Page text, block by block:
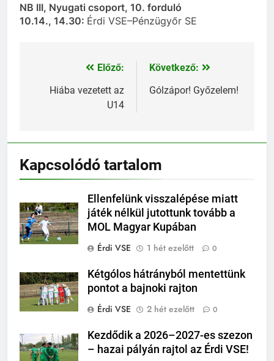
NB III, Nyugati csoport, 10. forduló
10.14., 14.30: Érdi VSE–Pénzügyőr SE
Bejegyzés
navigáció
Előző:
Hiába vezetett az
U14
Következő:
Gólzápor! Győzelem!
Kapcsolódó tartalom
Ellenfelünk visszalépése miatt
játék nélkül jutottunk tovább a
MOL Magyar Kupában
Érdi VSE
1 hét ezelőtt 0
Kétgólos hátrányból mentettünk
pontot a bajnoki rajton
Érdi VSE
2 hét ezelőtt 0
Kezdődik a 2026–2027-es szezon
– hazai pályán rajtol az Érdi VSE!